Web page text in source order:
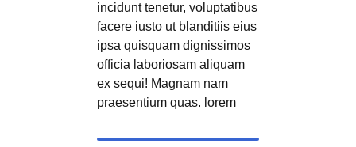
incidunt tenetur, voluptatibus
facere iusto ut blanditiis eius
ipsa quisquam dignissimos
officia laboriosam aliquam
ex sequi! Magnam nam
praesentium quas. lorem